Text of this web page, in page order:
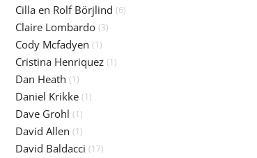
Cilla en Rolf Börjlind (6)
Claire Lombardo (3)
Cody Mcfadyen (1)
Cristina Henriquez (1)
Dan Heath (1)
Daniel Krikke (1)
Dave Grohl (1)
David Allen (1)
David Baldacci (17)